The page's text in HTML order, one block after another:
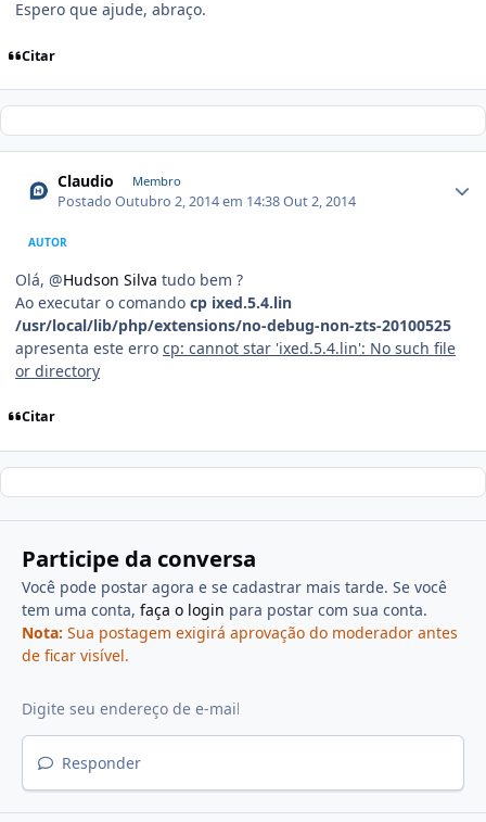
Espero que ajude, abraço.
Citar
Claudio Membro
PostadoOutubro 2, 2014 em 14:38Out 2, 2014
AUTOR
Olá, @Hudson Silva tudo bem ?
Ao executar o comando cp ixed.5.4.lin
/usr/local/lib/php/extensions/no-debug-non-zts-20100525
apresenta este erro cp: cannot star 'ixed.5.4.lin': No such file
or directory
Citar
Participe da conversa
Você pode postar agora e se cadastrar mais tarde. Se você
tem uma conta, faça o login para postar com sua conta.
Nota: Sua postagem exigirá aprovação do moderador antes
de ficar visível.
Responder